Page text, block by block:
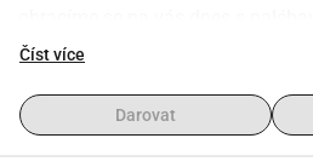
let,
Noční můra, ze které se nelze
V září 2024 začalo to, co by
Číst více
Darovat